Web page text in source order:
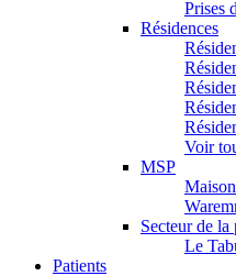
Prises
Résidences
Voir
MSP
Secteur de la
Le
Patients